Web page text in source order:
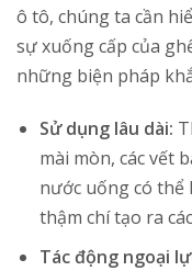
ô tô, chúng ta cần
sự xuống cấp của
những biện pháp
Sử dụng lâu dài:
mài mòn, các vết
nước uống có thể
thậm chí tạo ra
Tác động ngoại